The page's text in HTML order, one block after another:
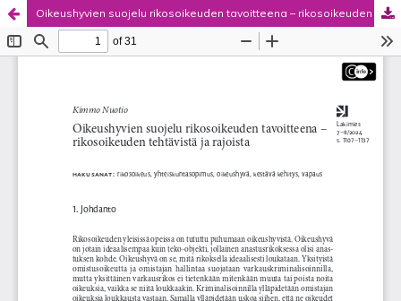
Oikeushyvien suojelu rikosoikeuden tavoitteena – rikosoikeuden tehtävistä ja rajoista
Tieteellisten seurain valtuuskunta.